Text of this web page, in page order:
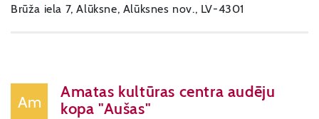
Brūža iela 7, Alūksne, Alūksnes nov., LV-4301
Am
Amatas kultūras centra audēju
kopa "Aušas"